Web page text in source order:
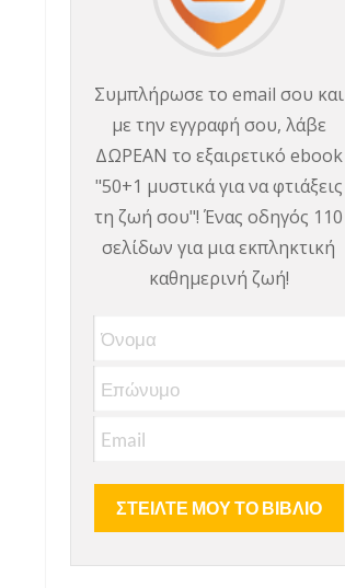
Συμπλήρωσε το email σου και
με την εγγραφή σου, λάβε
ΔΩΡΕΑΝ το εξαιρετικό ebook
"50+1 μυστικά για να φτιάξεις
τη ζωή σου"! Ένας οδηγός 110
σελίδων για μια εκπληκτική
καθημερινή ζωή!